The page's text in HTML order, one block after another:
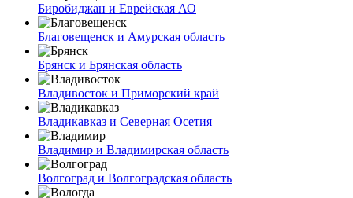
Биробиджан и Еврейская АО
Благовещенск и Амурская область
Брянск и Брянская область
Владивосток и Приморский край
Владикавказ и Северная Осетия
Владимир и Владимирская область
Волгоград и Волгоградская область